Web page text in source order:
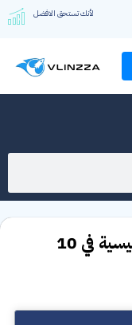
لأنك تستحق الافضل
كيفية رفع ترتيب الموقع لكلمة رئيسية في 10